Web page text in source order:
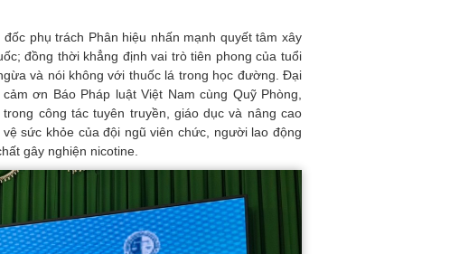
phụ trách Phân hiệu nhấn mạnh quyết tâm xây
đồng thời khẳng định vai trò tiên phong của tuổi
và nói không với thuốc lá trong học đường. Đại
ơn Báo Pháp luật Việt Nam cùng Quỹ Phòng,
công tác tuyên truyền, giáo dục và nâng cao
sức khỏe của đội ngũ viên chức, người lao động
gây nghiện nicotine.